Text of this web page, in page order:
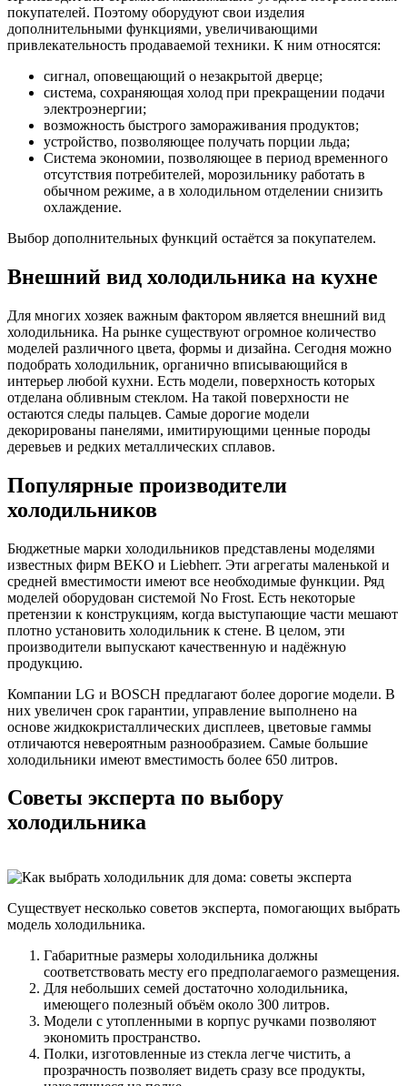
покупателей. Поэтому оборудуют свои изделия
дополнительными функциями, увеличивающими
привлекательность продаваемой техники. К ним относятся:
сигнал, оповещающий о незакрытой дверце;
система, сохраняющая холод при прекращении подачи
электроэнергии;
возможность быстрого замораживания продуктов;
устройство, позволяющее получать порции льда;
Система экономии, позволяющее в период временного
отсутствия потребителей, морозильнику работать в
обычном режиме, а в холодильном отделении снизить
охлаждение.
Выбор дополнительных функций остаётся за покупателем.
Внешний вид холодильника на кухне
Для многих хозяек важным фактором является внешний вид
холодильника. На рынке существуют огромное количество
моделей различного цвета, формы и дизайна. Сегодня можно
подобрать холодильник, органично вписывающийся в
интерьер любой кухни. Есть модели, поверхность которых
отделана обливным стеклом. На такой поверхности не
остаются следы пальцев. Самые дорогие модели
декорированы панелями, имитирующими ценные породы
деревьев и редких металлических сплавов.
Популярные производители
холодильников
Бюджетные марки холодильников представлены моделями
известных фирм BEKO и Liebherr. Эти агрегаты маленькой и
средней вместимости имеют все необходимые функции. Ряд
моделей оборудован системой No Frost. Есть некоторые
претензии к конструкциям, когда выступающие части мешают
плотно установить холодильник к стене. В целом, эти
производители выпускают качественную и надёжную
продукцию.
Компании LG и BOSCH предлагают более дорогие модели. В
них увеличен срок гарантии, управление выполнено на
основе жидкокристаллических дисплеев, цветовые гаммы
отличаются невероятным разнообразием. Самые большие
холодильники имеют вместимость более 650 литров.
Советы эксперта по выбору
холодильника
Существует несколько советов эксперта, помогающих выбрать
модель холодильника.
Габаритные размеры холодильника должны
соответствовать месту его предполагаемого размещения.
Для небольших семей достаточно холодильника,
имеющего полезный объём около 300 литров.
Модели с утопленными в корпус ручками позволяют
экономить пространство.
Полки, изготовленные из стекла легче чистить, а
прозрачность позволяет видеть сразу все продукты,